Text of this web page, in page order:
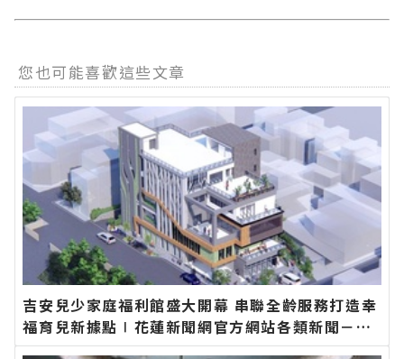
您也可能喜歡這些文章
吉安兒少家庭福利館盛大開幕 串聯全齡服務打造幸
福育兒新據點∣花蓮新聞網官方網站各類新聞－最
快速的今日新聞報導 最新的在地資訊！